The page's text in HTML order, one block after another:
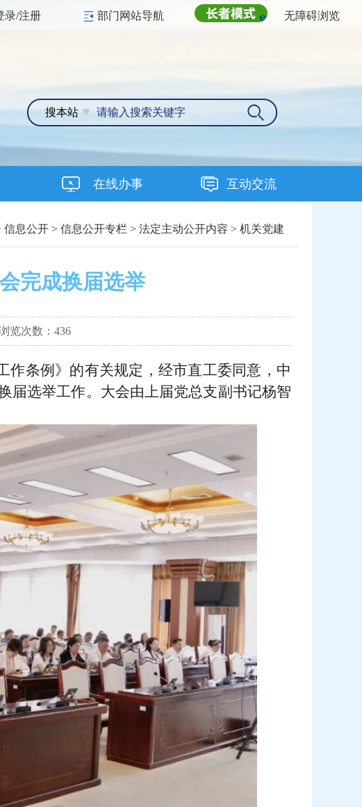
录/注册 部门网站导航 无障碍浏览
搜本站
在线办事 互动交流
信息公开 > 信息公开专栏 > 法定主动公开内容 > 机关党建
完成换届选举
览次数：436
作条例》的有关规定，经市直工委同意，中
届选举工作。大会由上届党总支副书记杨智